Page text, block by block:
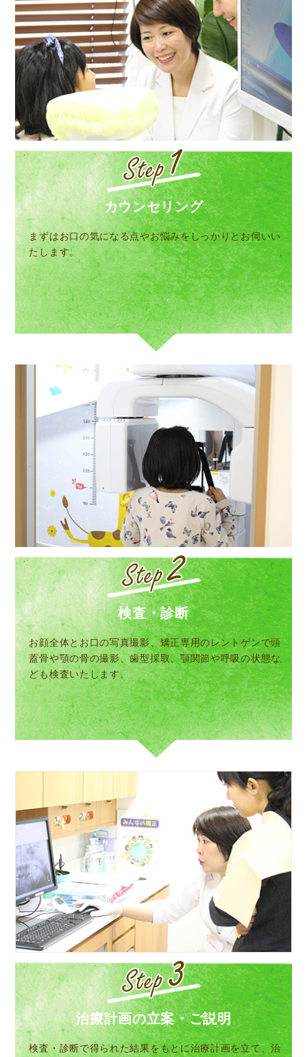
カウンセリング
まずはお口の気になる点やお悩みをしっかりとお伺いい
たします。
検査・診断
お顔全体とお口の写真撮影、矯正専用のレントゲンで頭
蓋骨や顎の骨の撮影、歯型採取、顎関節や呼吸の状態な
ども検査いたします。
治療計画の立案・ご説明
検査・診断で得られた結果をもとに治療計画を立て、治